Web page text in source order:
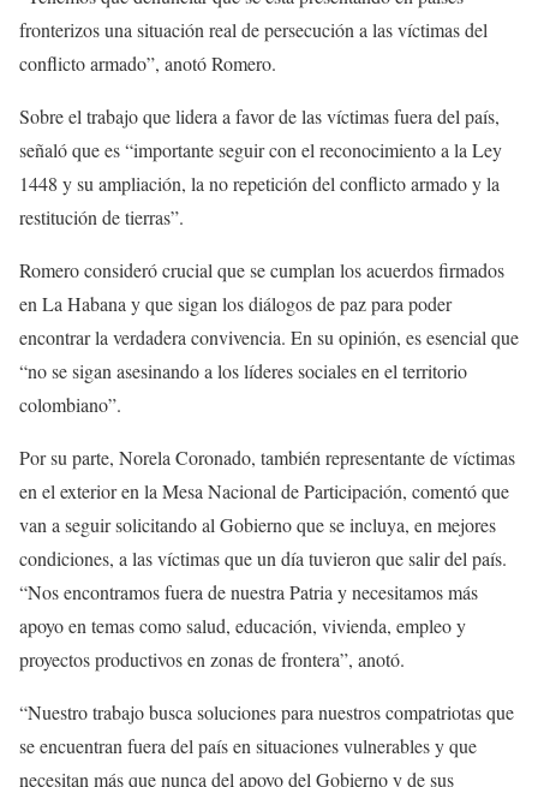
fronterizos una situación real de persecución a las víctimas del
conflicto armado”, anotó Romero.
Sobre el trabajo que lidera a favor de las víctimas fuera del país,
señaló que es “importante seguir con el reconocimiento a la Ley
1448 y su ampliación, la no repetición del conflicto armado y la
restitución de tierras”.
Romero consideró crucial que se cumplan los acuerdos firmados
en La Habana y que sigan los diálogos de paz para poder
encontrar la verdadera convivencia. En su opinión, es esencial que
“no se sigan asesinando a los líderes sociales en el territorio
colombiano”.
Por su parte, Norela Coronado, también representante de víctimas
en el exterior en la Mesa Nacional de Participación, comentó que
van a seguir solicitando al Gobierno que se incluya, en mejores
condiciones, a las víctimas que un día tuvieron que salir del país.
“Nos encontramos fuera de nuestra Patria y necesitamos más
apoyo en temas como salud, educación, vivienda, empleo y
proyectos productivos en zonas de frontera”, anotó.
“Nuestro trabajo busca soluciones para nuestros compatriotas que
se encuentran fuera del país en situaciones vulnerables y que
necesitan más que nunca del apoyo del Gobierno y de sus